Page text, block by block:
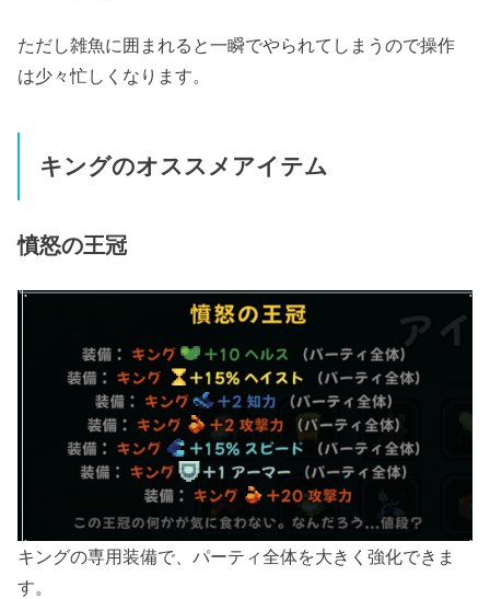
ただし雑魚に囲まれると一瞬でやられてしまうので操作
は少々忙しくなります。
キングのオススメアイテム
憤怒の王冠
キングの専用装備で、パーティ全体を大きく強化できま
す。